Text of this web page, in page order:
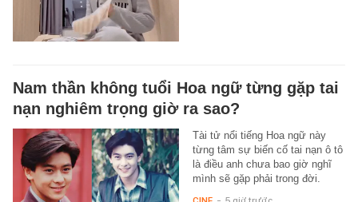
Nam thần không tuổi Hoa ngữ từng gặp tai
nạn nghiêm trọng giờ ra sao?
Tài tử nổi tiếng Hoa ngữ này
từng tâm sự biến cố tai nạn ô tô
là điều anh chưa bao giờ nghĩ
mình sẽ gặp phải trong đời.